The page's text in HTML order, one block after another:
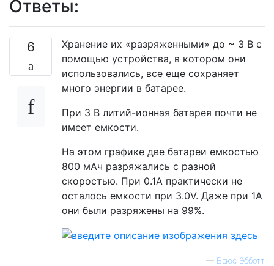
Ответы:
6
Хранение их «разряженными» до ~ 3 В с
помощью устройства, в котором они
использовались, все еще сохраняет
много энергии в батарее.
При 3 В литий-ионная батарея почти не
имеет емкости.
На этом графике две батареи емкостью
800 мАч разряжались с разной
скоростью. При 0.1A практически не
осталось емкости при 3.0V. Даже при 1А
они были разряжены на 99%.
— Брюс Эбботт